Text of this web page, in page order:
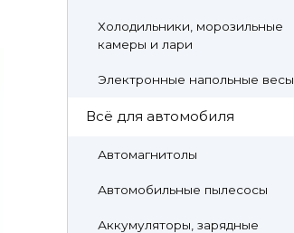
Холодильники, морозильные
камеры и лари
Электронные напольные весы
Всё для автомобиля
Автомагнитолы
Автомобильные пылесосы
Аккумуляторы, зарядные